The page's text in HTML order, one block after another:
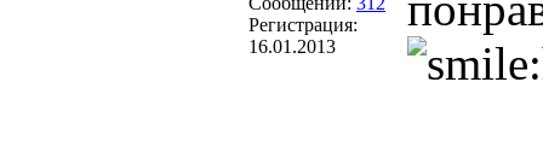
Регистрация:
16.01.2013